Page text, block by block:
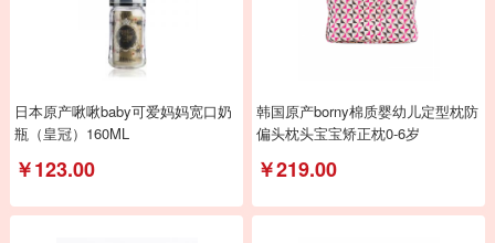
日本原产啾啾baby可爱妈妈宽口奶
瓶（皇冠）160ML
￥123.00
韩国原产borny棉质婴幼儿定型枕防
偏头枕头宝宝矫正枕0-6岁
￥219.00